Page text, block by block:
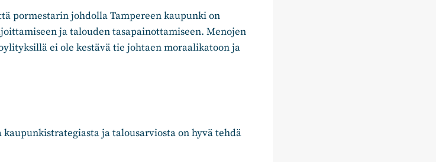
pormestarin johdolla Tampereen kaupunki on
ja talouden tasapainottamiseen. Menojen
ei ole kestävä tie johtaen moraalikatoon ja
ja talousarviosta on hyvä tehdä